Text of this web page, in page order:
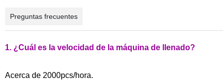
Preguntas frecuentes
1. ¿Cuál es la velocidad de la máquina de llenado?
Acerca de 2000pcs/hora.